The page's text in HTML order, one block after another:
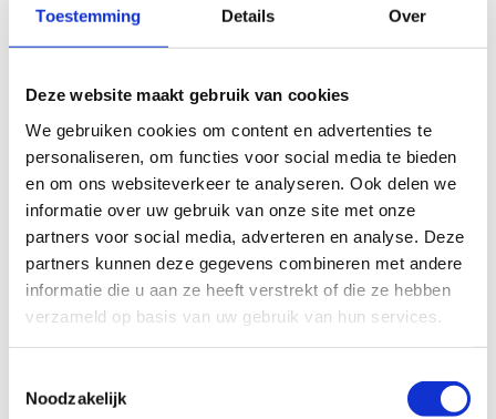
Toestemming Details Over
Deze website maakt gebruik van cookies
We gebruiken cookies om content en advertenties te
personaliseren, om functies voor social media te bieden
en om ons websiteverkeer te analyseren. Ook delen we
informatie over uw gebruik van onze site met onze
partners voor social media, adverteren en analyse. Deze
partners kunnen deze gegevens combineren met andere
informatie die u aan ze heeft verstrekt of die ze hebben
verzameld op basis van uw gebruik van hun services.
Noodzakelijk